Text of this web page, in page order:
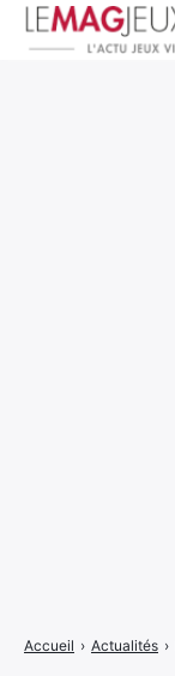
Accueil › Actualités ›